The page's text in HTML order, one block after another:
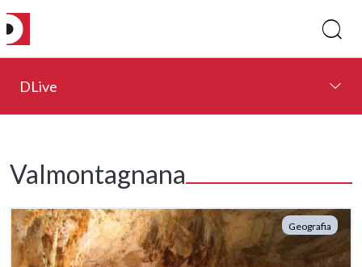
DLive
Valmontagnana
Geografia